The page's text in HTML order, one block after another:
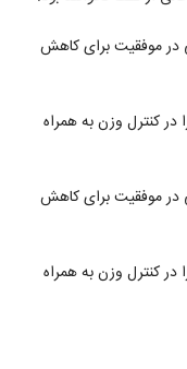
در موفقیت برای کاهش
کنترل وزن به همراه
در موفقیت برای کاهش
کنترل وزن به همراه